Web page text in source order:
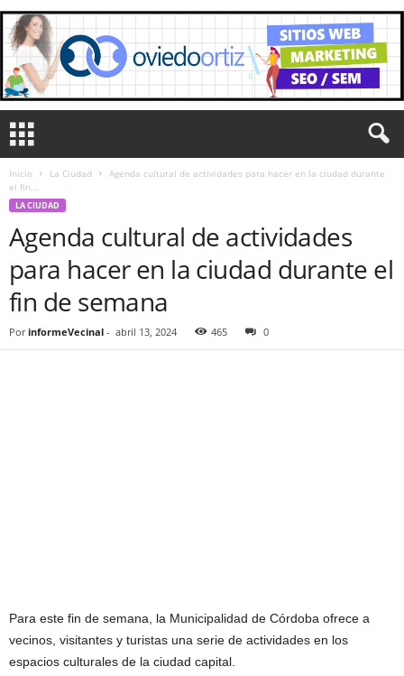
Inicio La Ciudad
Agenda cultural de actividades para hacer en la ciudad durante
el fin...
LA CIUDAD
Agenda cultural de actividades
para hacer en la ciudad durante el
fin de semana
Por informeVecinal - abril 13, 2024 465 0
Para este fin de semana, la Municipalidad de Córdoba ofrece a
vecinos, visitantes y turistas una serie de actividades en los
espacios culturales de la ciudad capital.